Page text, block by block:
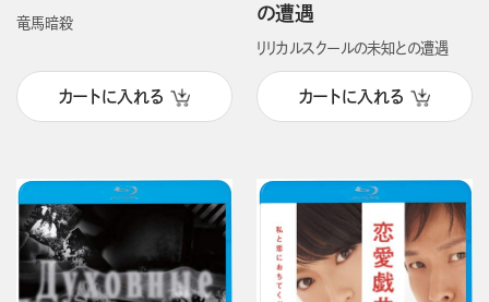
竜馬暗殺
カートに入れる
の遭遇
リリカルスクールの未知との遭遇
カートに入れる